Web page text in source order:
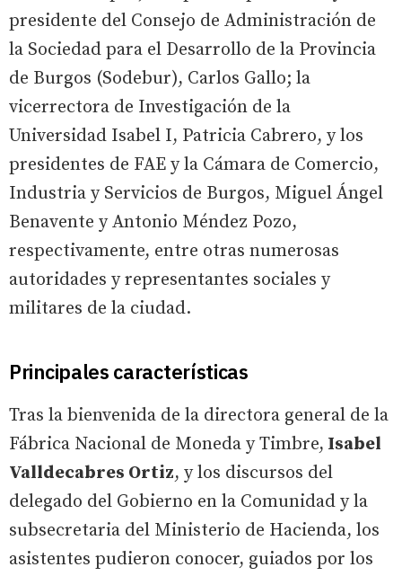
presidente del Consejo de Administración de
la Sociedad para el Desarrollo de la Provincia
de Burgos (Sodebur), Carlos Gallo; la
vicerrectora de Investigación de la
Universidad Isabel I, Patricia Cabrero, y los
presidentes de FAE y la Cámara de Comercio,
Industria y Servicios de Burgos, Miguel Ángel
Benavente y Antonio Méndez Pozo,
respectivamente, entre otras numerosas
autoridades y representantes sociales y
militares de la ciudad.
Principales características
Tras la bienvenida de la directora general de la
Fábrica Nacional de Moneda y Timbre, Isabel
Valldecabres Ortiz, y los discursos del
delegado del Gobierno en la Comunidad y la
subsecretaria del Ministerio de Hacienda, los
asistentes pudieron conocer, guiados por los